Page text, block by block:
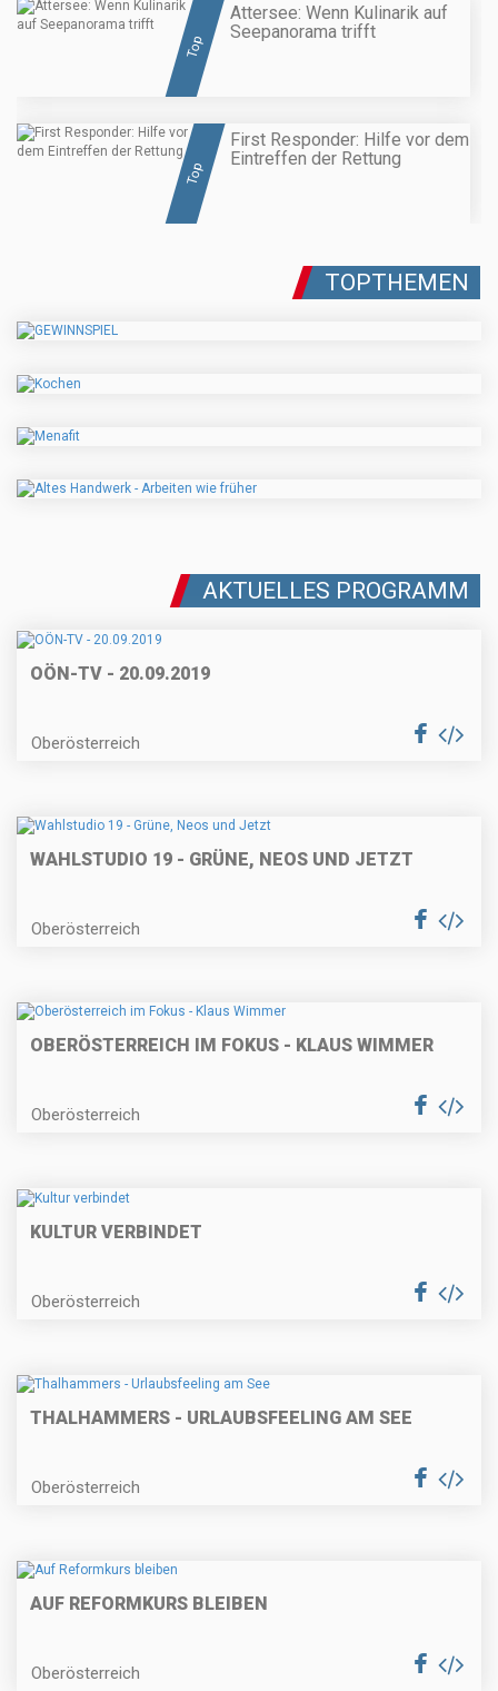
Top
Attersee: Wenn Kulinarik auf
Seepanorama trifft
Top
First Responder: Hilfe vor dem
Eintreffen der Rettung
TOPTHEMEN
AKTUELLES PROGRAMM
OÖN-TV - 20.09.2019
Oberösterreich
WAHLSTUDIO 19 - GRÜNE, NEOS UND JETZT
Oberösterreich
OBERÖSTERREICH IM FOKUS - KLAUS WIMMER
Oberösterreich
KULTUR VERBINDET
Oberösterreich
THALHAMMERS - URLAUBSFEELING AM SEE
Oberösterreich
AUF REFORMKURS BLEIBEN
Oberösterreich